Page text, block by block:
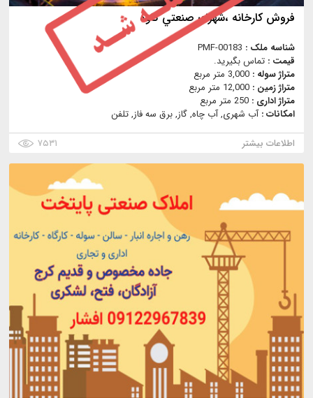
فروش كارخانه ،شهرك صنعتي كاوه
شناسه ملک : PMF-00183
قیمت : تماس بگیرید.
متراژ سوله : 3,000 متر مربع
متراژ زمین : 12,000 متر مربع
متراژ اداری : 250 متر مربع
امکانات :آب شهری, آب چاه, گاز, برق سه فاز, تلفن
اطلاعات بیشتر
۷۵۳۱